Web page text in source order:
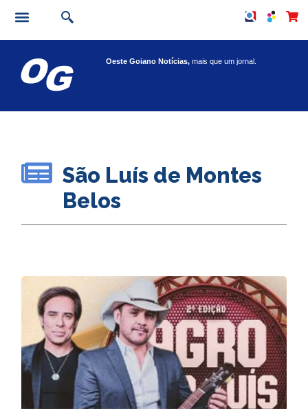
Oeste Goiano Notícias,mais que um jornal.
São Luís de Montes
Belos